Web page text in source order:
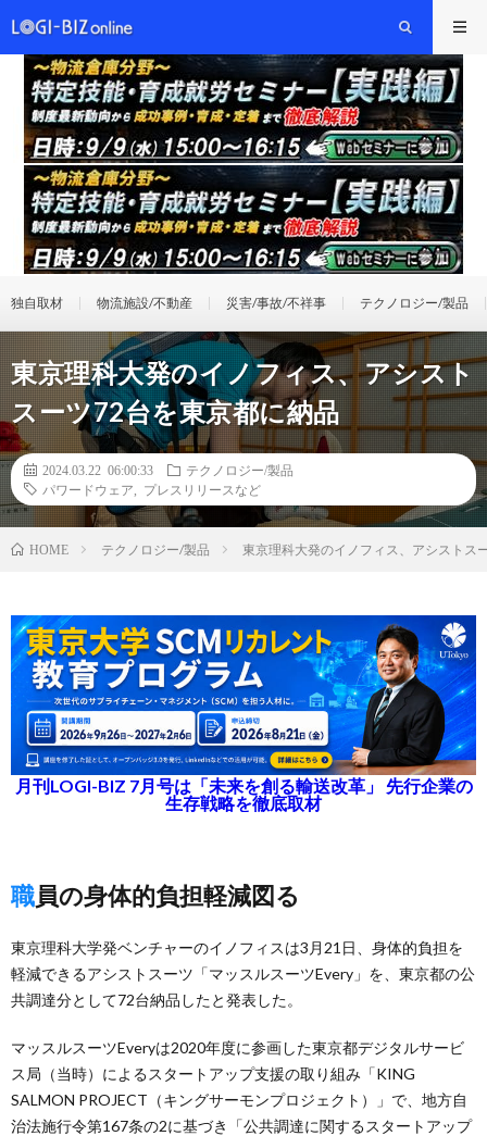
独自取材 物流施設/不動産 災害/事故/不祥事 テクノロジー/製品
東京理科大発のイノフィス、アシスト
スーツ72台を東京都に納品
2024.03.22 06:00:33
テクノロジー/製品
パワードウェア
プレスリリースなど
HOME テクノロジー/製品 東京理科大発のイノフィス、アシストス
月刊LOGI-BIZ 7月号は「未来を創る輸送改革」 先行企業の
生存戦略を徹底取材
職員の身体的負担軽減図る
東京理科大学発ベンチャーのイノフィスは3月21日、身体的負担を
軽減できるアシストスーツ「マッスルスーツEvery」を、東京都の公
共調達分として72台納品したと発表した。
マッスルスーツEveryは2020年度に参画した東京都デジタルサービ
ス局（当時）によるスタートアップ支援の取り組み「KING
SALMON PROJECT（キングサーモンプロジェクト）」で、地方自
治法施行令第167条の2に基づき「公共調達に関するスタートアップ